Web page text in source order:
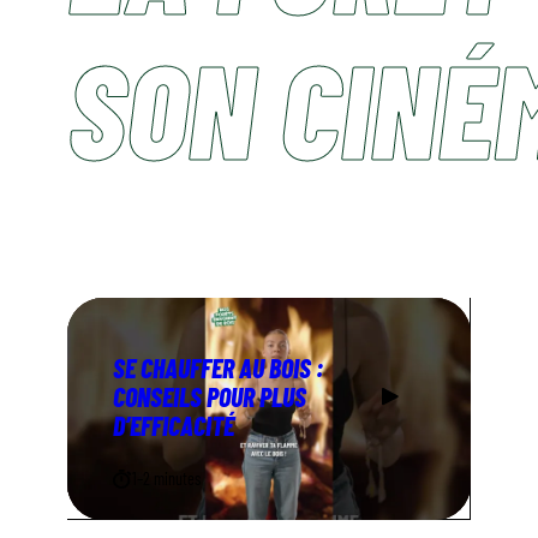
SON
SE CHAUFFER AU BOIS :
CONSEILS POUR PLUS
D’EFFICACITÉ